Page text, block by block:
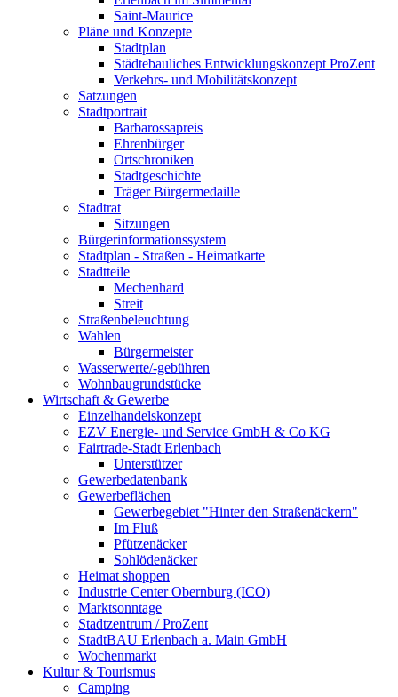
Saint-Maurice
Pläne und Konzepte
Stadtplan
Städtebauliches Entwicklungskonzept ProZent
Verkehrs- und Mobilitätskonzept
Satzungen
Stadtportrait
Barbarossapreis
Ehrenbürger
Ortschroniken
Stadtgeschichte
Träger Bürgermedaille
Stadtrat
Sitzungen
Bürgerinformationssystem
Stadtplan - Straßen - Heimatkarte
Stadtteile
Mechenhard
Streit
Straßenbeleuchtung
Wahlen
Bürgermeister
Wasserwerte/-gebühren
Wohnbaugrundstücke
Wirtschaft & Gewerbe
Einzelhandelskonzept
EZV Energie- und Service GmbH & Co KG
Fairtrade-Stadt Erlenbach
Unterstützer
Gewerbedatenbank
Gewerbeflächen
Gewerbegebiet "Hinter den Straßenäckern"
Im Fluß
Pfützenäcker
Sohlödenäcker
Heimat shoppen
Industrie Center Obernburg (ICO)
Marktsonntage
Stadtzentrum / ProZent
StadtBAU Erlenbach a. Main GmbH
Wochenmarkt
Kultur & Tourismus
Camping